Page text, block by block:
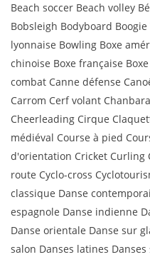
Beach soccer Beach volley
Bobsleigh Bodyboard
lyonnaise Bowling Boxe
chinoise Boxe française
combat Canne défense
Carrom Cerf volant
Cheerleading Cirque
médiéval Course à pied
d'orientation Cricket Curling
route Cyclo-cross
classique Danse
espagnole Danse indienne
Danse orientale Danse sur
salon Danses latines